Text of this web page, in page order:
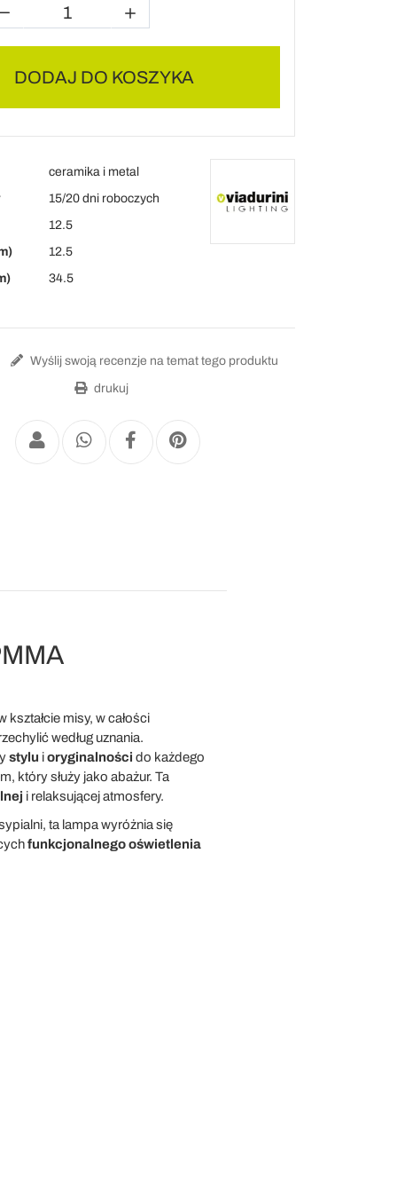
DODAJ DO KOSZYKA
ceramika i metal
15/20 dni roboczych
12.5
12.5
34.5
Wyślij swoją recenzje na temat tego produktu
drukuj
kształcie misy, w całości
według uznania.
stylu ioryginalności do każdego
który służy jako abażur. Ta
i relaksującej atmosfery.
ta lampa wyróżnia się
funkcjonalnego oświetlenia